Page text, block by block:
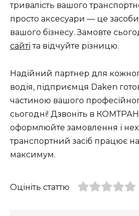
тривалість вашого
просто аксесуари — це засоби
вашого бізнесу. Замовте
сайті та відчуйте різницю.
Надійний партнер для
водія, підприємця Daken
частиною вашого
сьогодні! Дзвоніть в
оформлюйте замовлення і
транспортний засіб працює
максимум.
Оцініть статтю